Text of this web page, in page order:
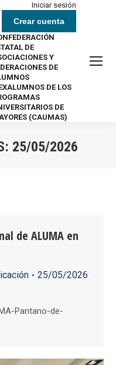
Iniciar sesión
Crear cuenta
DE
Y
DE
DE LOS
DE
(CAUMAS)
25/05/2026
de ALUMA en
25/05/2026
Pantano-de-